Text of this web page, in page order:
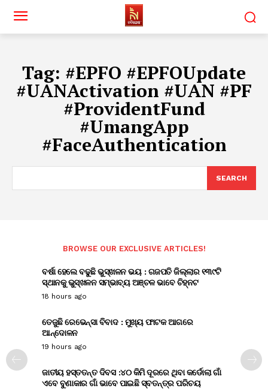
Tag: #EPFO #EPFOUpdate
#UANActivation #UAN #PF
#ProvidentFund
#UmangApp
#FaceAuthentication
SEARCH
BROWSE OUR EXCLUSIVE ARTICLES!
ବର୍ଷା ହେଲେ ବଢୁଛି ଭୁସ୍ଖଳନ ଭୟ : ଗଜପତି ଜିଲ୍ଲାର ୧୩୯ଟି
ସ୍ଥାନକୁ ଭୁସ୍ଖଳନ ସମ୍ଭାବ୍ୟ ଅଞ୍ଚଳ ଭାବେ ଚିହ୍ନଟ
18 hours ago
ତେଜୁଛି ରେଭେନ୍ସା ବିବାଦ : ମୁଖ୍ୟ ଫାଟକ ଆଗରେ
ଆନ୍ଦୋଳନ
19 hours ago
ଜାତୀୟ ହସ୍ତତନ୍ତ ଦିବସ :୪୦ କିମି ଦୂରରେ ଥିବା କର୍ଡୋଲା ଗାଁ
ଏବେ ବୁଣାକାର ଗାଁ ଭାବେ ପାଇଛି ସ୍ବତନ୍ତ୍ର ପରିଚୟ